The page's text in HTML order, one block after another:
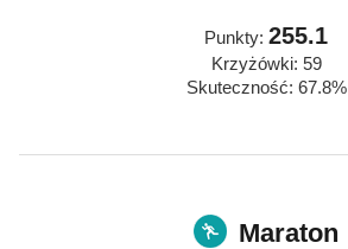
Punkty: 255.1
Krzyżówki: 59
Skuteczność: 67.8%
Maraton